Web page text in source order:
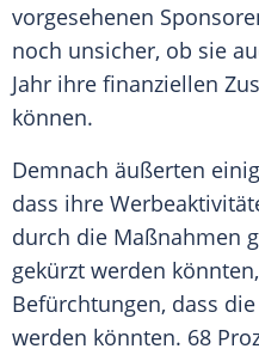
vorgesehenen
noch unsicher, ob sie
Jahr ihre finanziellen
können.
Demnach äußerten
dass ihre
durch die Maßnahmen
gekürzt werden
Befürchtungen, dass
werden könnten. 68